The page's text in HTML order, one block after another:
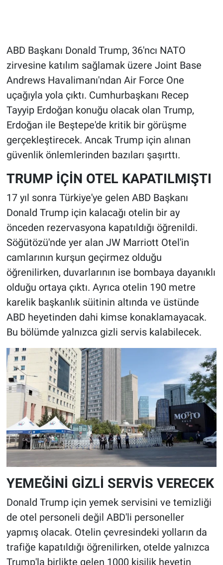
ABD Başkanı Donald Trump, 36'ncı⁠ NATO
zirvesine katılım sağlamak üzere Joint Base
Andrews Havalimanı'ndan Air Force One
uçağıyla yola çıktı. Cumhurbaşkanı Recep
Tayyip Erdoğan konuğu olacak olan Trump,
Erdoğan ile Beştepe'de kritik bir görüşme
gerçekleştirecek. Ancak Trump için alınan
güvenlik önlemlerinden bazıları şaşırttı.
TRUMP İÇİN OTEL KAPATILMIŞTI
17 yıl sonra Türkiye'ye gelen ABD Başkanı
Donald Trump için kalacağı otelin bir ay
önceden rezervasyona kapatıldığı öğrenildi.
Söğütözü'nde yer alan JW Marriott Otel'in
camlarının kurşun geçirmez olduğu
öğrenilirken, duvarlarının ise bombaya dayanıklı
olduğu ortaya çıktı. Ayrıca otelin 190 metre
karelik başkanlık süitinin altında ve üstünde
ABD heyetinden dahi kimse konaklamayacak.
Bu bölümde yalnızca gizli servis kalabilecek.
YEMEĞİNİ GİZLİ SERVİS VERECEK
Donald Trump için yemek servisini ve temizliği
de otel personeli değil ABD'li personeller
yapmış olacak. Otelin çevresindeki yolların da
trafiğe kapatıldığı öğrenilirken, otelde yalnızca
Trump'la birlikte gelen 1000 kişilik heyetin